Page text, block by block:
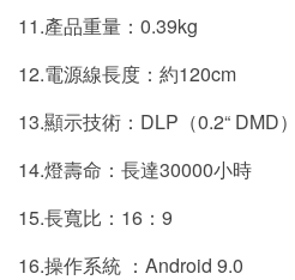
11.產品重量：0.39kg
12.電源線長度：約120cm
13.顯示技術：DLP（0.2“ DMD）
14.燈壽命：長達30000小時
15.長寬比：16：9
16.操作系統 ：Android 9.0